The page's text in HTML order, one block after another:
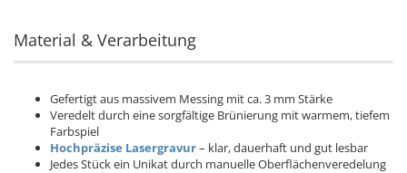
Material & Verarbeitung
Gefertigt aus massivem Messing mit ca. 3 mm Stärke
Veredelt durch eine sorgfältige Brünierung mit warmem, tiefem
Farbspiel
Hochpräzise Lasergravur– klar, dauerhaft und gut lesbar
Jedes Stück ein Unikat durch manuelle Oberflächenveredelung